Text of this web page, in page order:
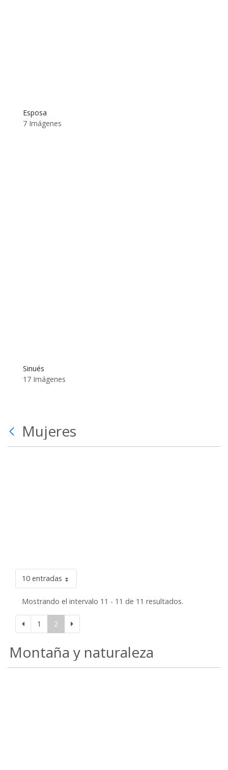
Esposa
7 Imágenes
Sinués
17 Imágenes
Mujeres
10 entradas
Mostrando el intervalo 11 - 11 de 11 resultados.
1 2
Montaña y naturaleza